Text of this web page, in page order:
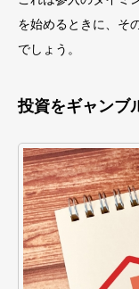
を始めるときに、そ
でしょう。
投資をギャンブ